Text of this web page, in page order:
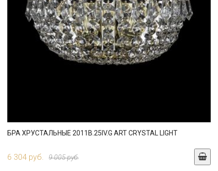
БРА ХРУСТАЛЬНЫЕ 2011B.25IV.G ART CRYSTAL LIGHT
6 304 руб. 9 005 руб.